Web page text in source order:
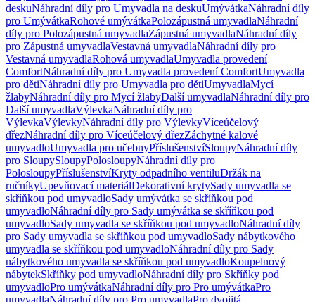
deskuNáhradní díly pro Umyvadla na deskuUmývátkaNáhradní díly
pro UmývátkaRohové umývátkaPolozápustná umyvadlaNáhradní
díly pro Polozápustná umyvadlaZápustná umyvadlaNáhradní díly
pro Zápustná umyvadlaVestavná umyvadlaNáhradní díly pro
Vestavná umyvadlaRohová umyvadlaUmyvadla provedení
ComfortNáhradní díly pro Umyvadla provedení ComfortUmyvadla
pro dětiNáhradní díly pro Umyvadla pro dětiUmyvadlaMycí
žlabyNáhradní díly pro Mycí žlabyDalší umyvadlaNáhradní díly pro
Další umyvadlaVýlevkaNáhradní díly pro
VýlevkaVýlevkyNáhradní díly pro VýlevkyVíceúčelový
dřezNáhradní díly pro Víceúčelový dřezZáchytné kalové
umyvadloUmyvadla pro učebnyPříslušenstvíSloupyNáhradní díly
pro SloupySloupyPolosloupyNáhradní díly pro
PolosloupyPříslušenstvíKryty odpadního ventiluDržák na
ručníkyUpevňovací materiálDekorativní krytySady umyvadla se
skříňkou pod umyvadloSady umývátka se skříňkou pod
umyvadloNáhradní díly pro Sady umývátka se skříňkou pod
umyvadloSady umyvadla se skříňkou pod umyvadloNáhradní díly
pro Sady umyvadla se skříňkou pod umyvadloSady nábytkového
umyvadla se skříňkou pod umyvadloNáhradní díly pro Sady
nábytkového umyvadla se skříňkou pod umyvadloKoupelnový
nábytekSkříňky pod umyvadloNáhradní díly pro Skříňky pod
umyvadloPro umývátkaNáhradní díly pro Pro umývátkaPro
umyvadlaNáhradní díly pro Pro umyvadlaPro dvojitá